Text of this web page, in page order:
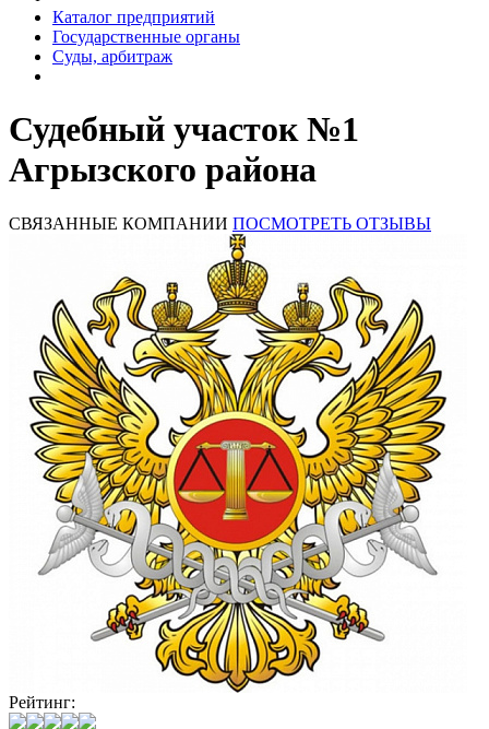
Каталог предприятий
Государственные органы
Суды, арбитраж
Судебный участок №1
Агрызского района
СВЯЗАННЫЕ КОМПАНИИ ПОСМОТРЕТЬ ОТЗЫВЫ
Рейтинг: